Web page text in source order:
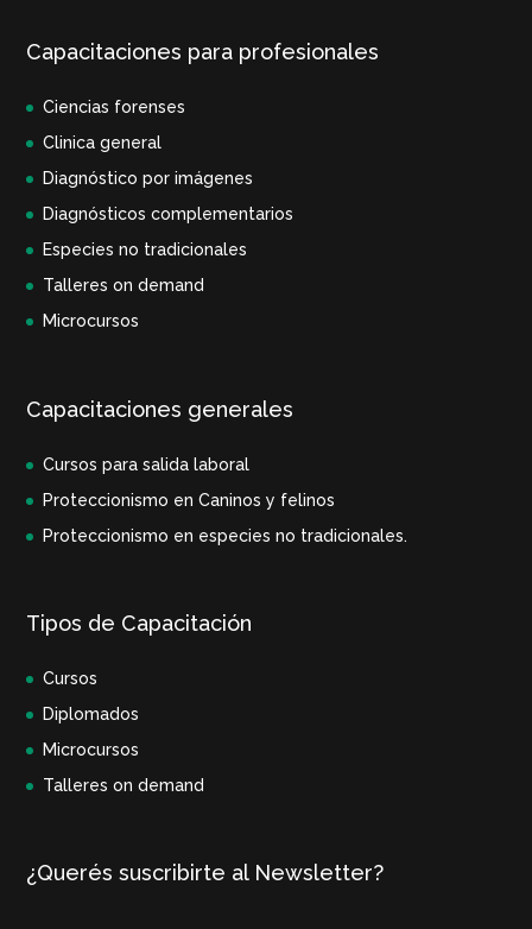
Capacitaciones para profesionales
Ciencias forenses
Clinica general
Diagnóstico por imágenes
Diagnósticos complementarios
Especies no tradicionales
Talleres on demand
Microcursos
Capacitaciones generales
Cursos para salida laboral
Proteccionismo en Caninos y felinos
Proteccionismo en especies no tradicionales.
Tipos de Capacitación
Cursos
Diplomados
Microcursos
Talleres on demand
¿Querés suscribirte al Newsletter?